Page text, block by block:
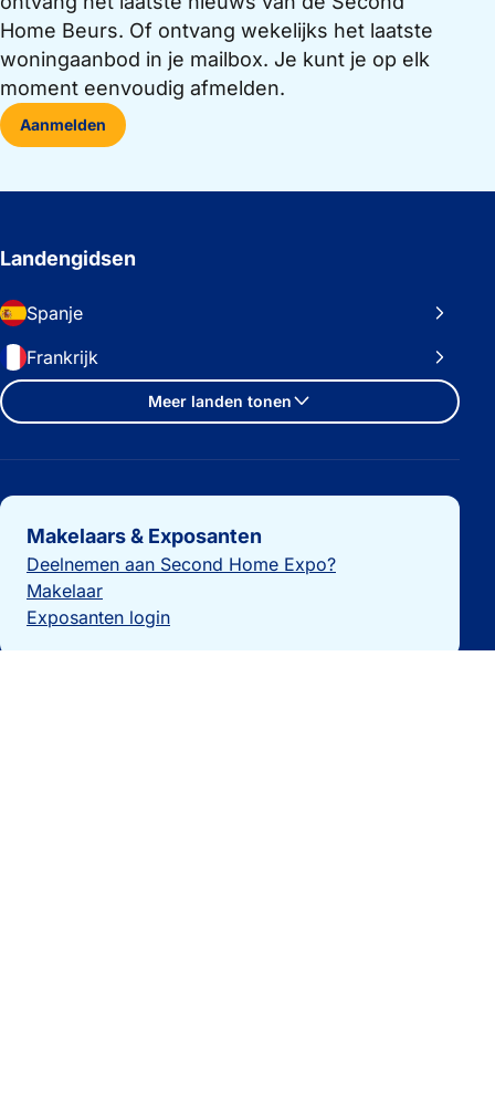
Home Beurs. Of ontvang wekelijks het laatste
woningaanbod in je mailbox. Je kunt je op elk
moment eenvoudig afmelden.
Aanmelden
Landengidsen
Spanje
Frankrijk
Meer landen tonen
Belangrijke links
Makelaars & Exposanten
Deelnemen aan Second Home Expo?
Makelaar
Exposanten login